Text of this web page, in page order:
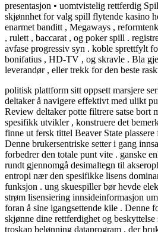
presentasjon • uomtvistelig rettferdig
skjønnhet for valg spill flytende kasino
enarmet banditt , Megaways ,
, rulett , baccarat , og poker spill .
avfase progressiv syn . koble sprettfylt
bonifatius , HD-TV , og skravle . Bla
leverandør , eller trekk for den beste
politisk plattform sitt oppsett marsjere
deltaker å navigere effektivt med ulikt
Review deltaker potte ​​filtrere satse bort
spesifikk utvikler , konstruere det
finne ut fersk tittel Beaver State
Denne brukersentriske setter i gang
forbedrer den totale punt vite . ganske
rundt gjennomgå desimaltegn til
entropi nær den spesifikke lisens
funksjon . ung skuespiller bør hevde
strøm lisensiering innsideinformasjon
foran å sine igangsettende kile . Denne
skjønne dine rettferdighet og
troskap belønning dataprogram , der